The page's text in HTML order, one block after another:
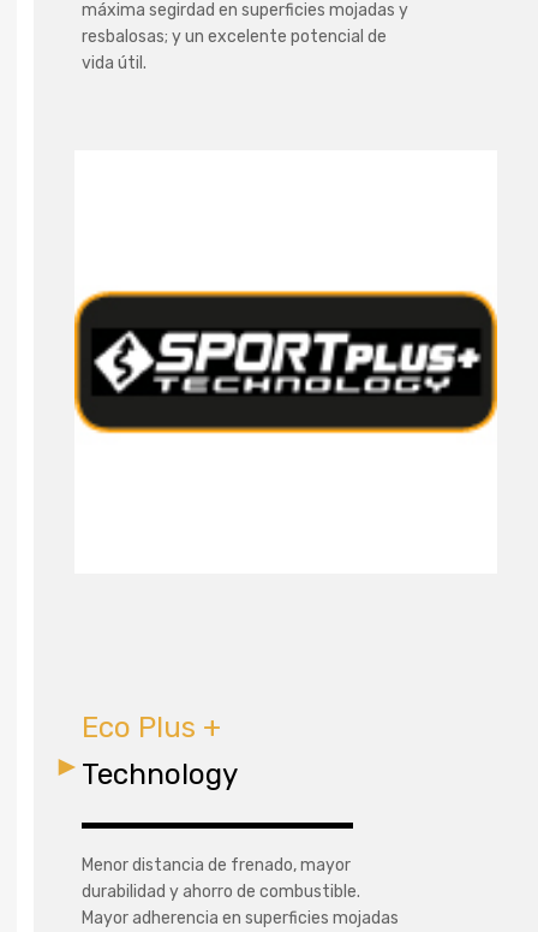
máxima segirdad en superficies mojadas y
resbalosas; y un excelente potencial de
vida útil.
Eco Plus +
Technology
Menor distancia de frenado, mayor
durabilidad y ahorro de combustible.
Mayor adherencia en superficies mojadas